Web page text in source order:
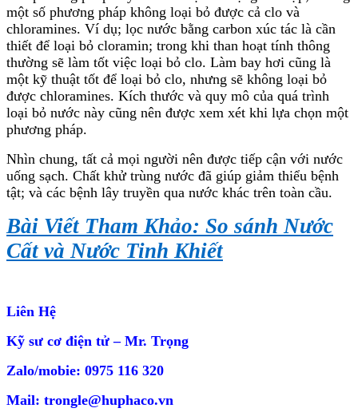
một số phương pháp không loại bỏ được cả clo và
chloramines. Ví dụ; lọc nước bằng carbon xúc tác là cần
thiết để loại bỏ cloramin; trong khi than hoạt tính thông
thường sẽ làm tốt việc loại bỏ clo. Làm bay hơi cũng là
một kỹ thuật tốt để loại bỏ clo, nhưng sẽ không loại bỏ
được chloramines. Kích thước và quy mô của quá trình
loại bỏ nước này cũng nên được xem xét khi lựa chọn một
phương pháp.
Nhìn chung, tất cả mọi người nên được tiếp cận với nước
uống sạch. Chất khử trùng nước đã giúp giảm thiểu bệnh
tật; và các bệnh lây truyền qua nước khác trên toàn cầu.
Bài Viết Tham Khảo: So sánh Nước
Cất và Nước Tinh Khiết
Liên Hệ
Kỹ sư cơ điện tử – Mr. Trọng
Zalo/mobie: 0975 116 320
Mail: trongle@huphaco.vn